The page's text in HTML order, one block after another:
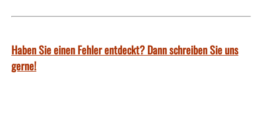
Haben Sie einen Fehler entdeckt? Dann schreiben Sie uns
gerne!